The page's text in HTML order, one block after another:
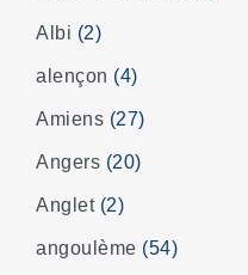
Albi (2)
alençon (4)
Amiens (27)
Angers (20)
Anglet (2)
angoulème (54)